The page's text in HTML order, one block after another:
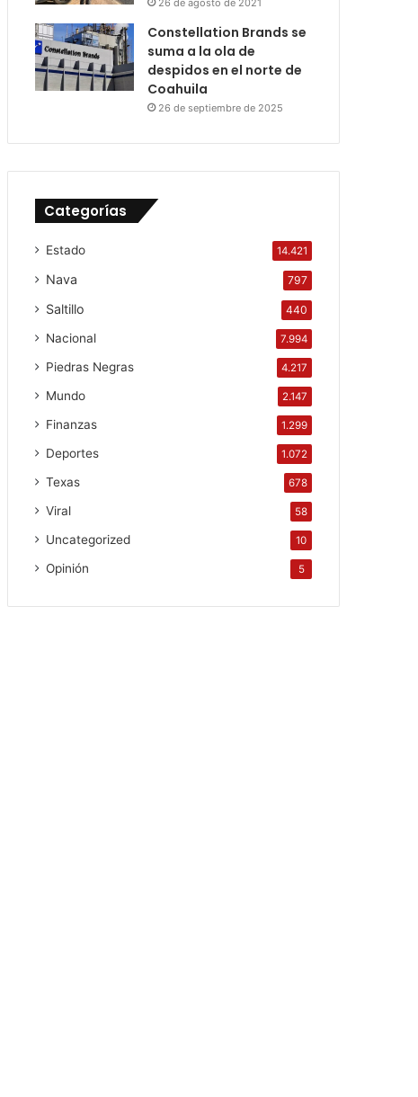
26 de agosto de 2021
Constellation Brands se
suma a la ola de
despidos en el norte de
Coahuila
26 de septiembre de 2025
Categorías
Estado 14.421
Nava 797
Saltillo 440
Nacional 7.994
Piedras Negras 4.217
Mundo 2.147
Finanzas 1.299
Deportes 1.072
Texas 678
Viral 58
Uncategorized 10
Opinión 5